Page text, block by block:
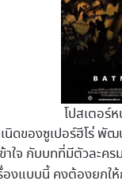
โปสเตอร์
นิดของซูเปอร์ฮีโร่
ใจ กับบทที่มีตัวละค
รื่องแบบนี้ คงต้องยกใ